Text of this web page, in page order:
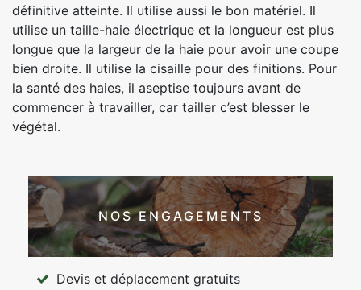
définitive atteinte. Il utilise aussi le bon matériel. Il
utilise un taille-haie électrique et la longueur est plus
longue que la largeur de la haie pour avoir une coupe
bien droite. Il utilise la cisaille pour des finitions. Pour
la santé des haies, il aseptise toujours avant de
commencer à travailler, car tailler c’est blesser le
végétal.
NOS ENGAGEMENTS
Devis et déplacement gratuits